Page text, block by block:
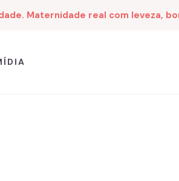
Maternidade real com leveza,